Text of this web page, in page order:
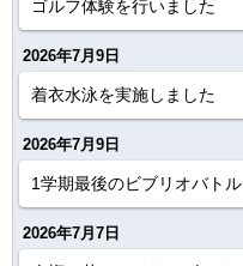
ゴルフ体験を行いました
2026年7月9日
着衣水泳を実施しました
2026年7月9日
1学期最後のビブリオバトル
2026年7月7日